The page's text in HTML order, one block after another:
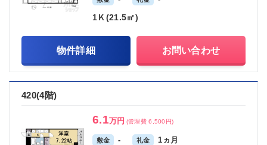
1Ｋ(21.5㎡)
物件詳細 お問い合わせ
420(4階)
6.1万円 (管理費 6,500円)
敷金 - 礼金 1ヵ月